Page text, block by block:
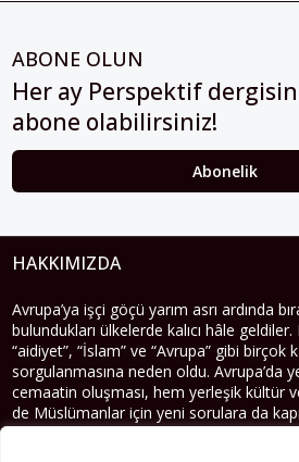
ABONE OLUN
Her ay Perspektif
abone olabilirsiniz!
Abonelik
HAKKIMIZDA
Avrupa’ya işçi göçü yarım asrı ardında
bulundukları ülkelerde kalıcı hâle
“aidiyet”, “İslam” ve “Avrupa” gibi birçok
sorgulanmasına neden oldu. Avrupa’da
cemaatin oluşması, hem yerleşik kültür
de Müslümanlar için yeni sorulara da